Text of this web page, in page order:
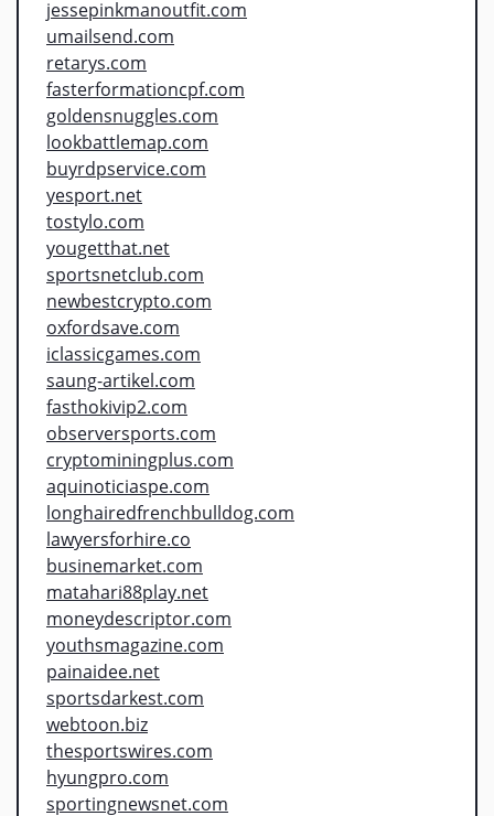
jessepinkmanoutfit.com
umailsend.com
retarys.com
fasterformationcpf.com
goldensnuggles.com
lookbattlemap.com
buyrdpservice.com
yesport.net
tostylo.com
yougetthat.net
sportsnetclub.com
newbestcrypto.com
oxfordsave.com
iclassicgames.com
saung-artikel.com
fasthokivip2.com
observersports.com
cryptominingplus.com
aquinoticiaspe.com
longhairedfrenchbulldog.com
lawyersforhire.co
businemarket.com
matahari88play.net
moneydescriptor.com
youthsmagazine.com
painaidee.net
sportsdarkest.com
webtoon.biz
thesportswires.com
hyungpro.com
sportingnewsnet.com